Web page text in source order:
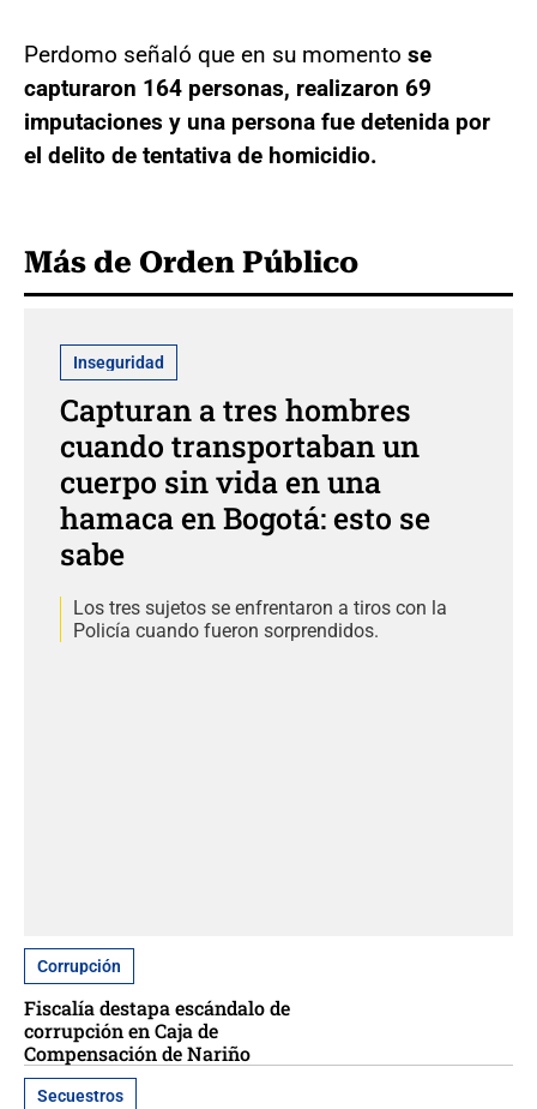
Perdomo señaló que en su momento se
capturaron 164 personas, realizaron 69
imputaciones y una persona fue detenida por
el delito de tentativa de homicidio.
Más de Orden Público
Inseguridad
Capturan a tres hombres
cuando transportaban un
cuerpo sin vida en una
hamaca en Bogotá: esto se
sabe
Los tres sujetos se enfrentaron a tiros con la
Policía cuando fueron sorprendidos.
Corrupción
Fiscalía destapa escándalo de
corrupción en Caja de
Compensación de Nariño
Secuestros